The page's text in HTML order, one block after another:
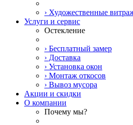
› Художественные
Услуги и сервис
Остекление
› Бесплатный замер
› Доставка
› Установка окон
› Монтаж откосов
› Вывоз мусора
Акции и скидки
О компании
Почему мы?